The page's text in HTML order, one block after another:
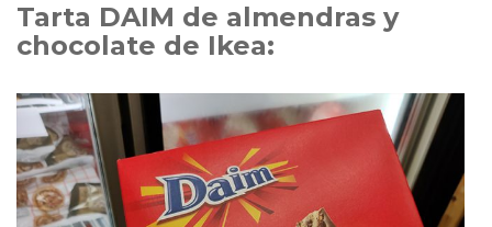
Tarta DAIM de almendras y
chocolate de Ikea: